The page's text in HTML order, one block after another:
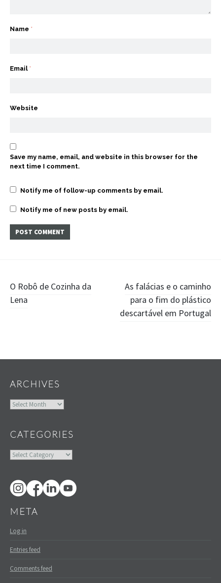
Name *
Email *
Website
Save my name, email, and website in this browser for the
next time I comment.
Notify me of follow-up comments by email.
Notify me of new posts by email.
Post
navigation
O Robô de Cozinha da
Lena
As falácias e o caminho
para o fim do plástico
descartável em Portugal
ARCHIVES
Archives
CATEGORIES
Categories
META
Log in
Entries feed
Comments feed